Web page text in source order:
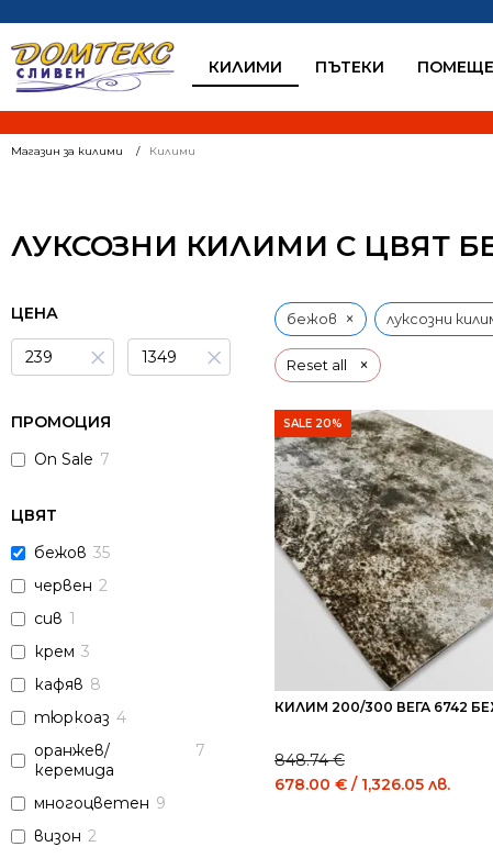
КИЛИМИ ПЪТЕКИ
Магазин за килими Килими
ЛУКСОЗНИ КИЛИМИ С ЦВЯТ
ЦЕНА
× ×
ПРОМОЦИЯ
On Sale 7
ЦВЯТ
бежов 35
червен 2
сив 1
крем 3
кафяв 8
тюркоаз 4
оранжев/
керемида
7
многоцветен 9
визон 2
Reset all ×
бежов × луксозни
SALE 20%
КИЛИМ 200/300 ВЕГА 6742
848.74€
Original
678.00 € / 1,326.05 лв.